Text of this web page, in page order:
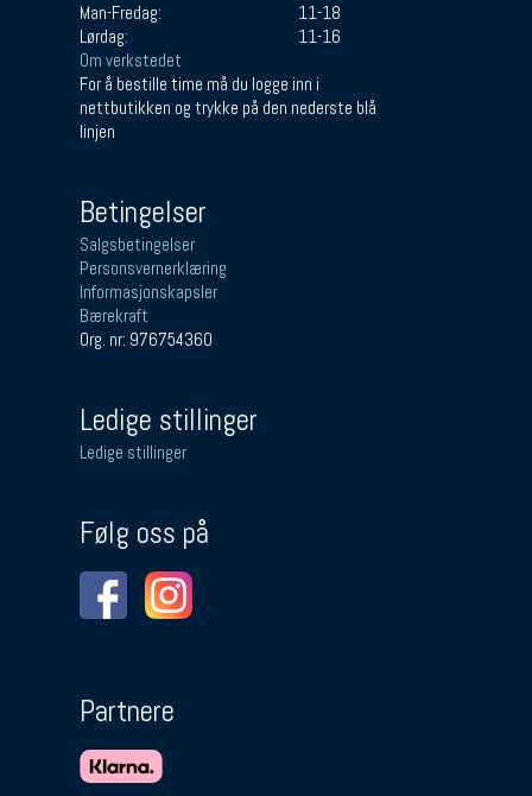
Man-Fredag:
11-18
Lørdag:
11-16
Om verkstedet
For å bestille time må du logge inn i
nettbutikken og trykke på den nederste blå
linjen
Betingelser
Salgsbetingelser
Personsvernerklæring
Informasjonskapsler
Bærekraft
Org. nr: 976754360
Ledige stillinger
Ledige stillinger
Følg oss på
Partnere